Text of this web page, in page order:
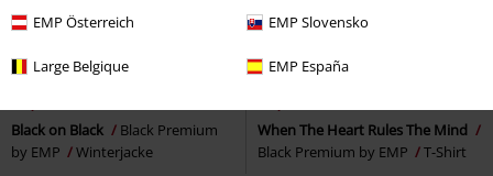
EMP Österreich EMP Slovensko
Large Belgique EMP España
-36%
UVP
109,99 €
Black on Black
Black Premium
by EMP
Winterjacke
UVP
39,99 €
When The Heart Rules The Mind
Black Premium by EMP
T-Shirt